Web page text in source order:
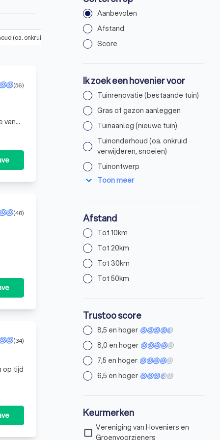
(oa. onkruid verwijderen, snoeien)
(56)
van
(48)
(34)
op tijd
Aanbevolen
Afstand
Score
Ik zoek een hovenier voor
Tuinrenovatie (bestaande tuin)
Gras of gazon aanleggen
Tuinaanleg (nieuwe tuin)
Tuinonderhoud (oa. onkruid
verwijderen, snoeien)
Tuinontwerp
expand_more Toon meer
Afstand
Tot 10km
Tot 20km
Tot 30km
Tot 50km
Trustoo score
8,5 en hoger
8,0 en hoger
7,5 en hoger
6,5 en hoger
Keurmerken
check_box_outline_blank
Vereniging van Hoveniers en
Groenvoorzieners